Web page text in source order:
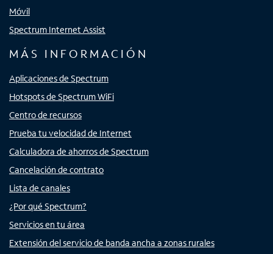
Móvil
Spectrum Internet Assist
MÁS INFORMACIÓN
Aplicaciones de Spectrum
Hotspots de Spectrum WiFi
Centro de recursos
Prueba tu velocidad de Internet
Calculadora de ahorros de Spectrum
Cancelación de contrato
Lista de canales
¿Por qué Spectrum?
Servicios en tu área
Extensión del servicio de banda ancha a zonas rurales